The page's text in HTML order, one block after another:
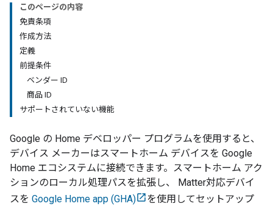
このページの内容
免責条項
作成方法
定義
前提条件
ベンダー ID
商品 ID
サポートされていない機能
Google の Home デベロッパー プログラムを使用すると、
デバイス メーカーはスマートホーム デバイスを Google
Home エコシステムに接続できます。スマートホーム アク
ションのローカル処理パスを拡張し、 Matter対応デバイ
スを Google Home app (GHA)
を使用してセットアップ